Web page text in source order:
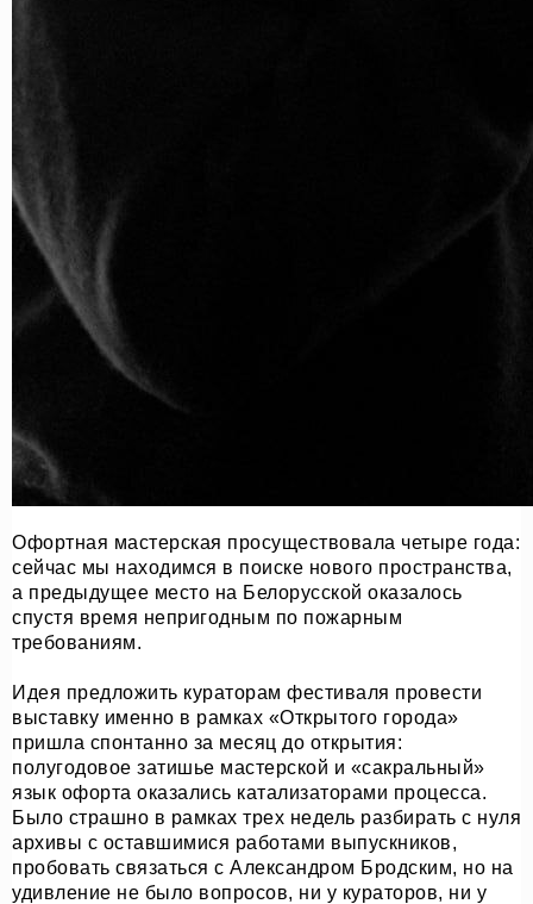
Офортная мастерская просуществовала четыре года:
сейчас мы находимся в поиске нового пространства,
а предыдущее место на Белорусской оказалось
спустя время непригодным по пожарным
требованиям.
Идея предложить кураторам фестиваля провести
выставку именно в рамках «Открытого города»
пришла спонтанно за месяц до открытия:
полугодовое затишье мастерской и «сакральный»
язык офорта оказались катализаторами процесса.
Было страшно в рамках трех недель разбирать с нуля
архивы с оставшимися работами выпускников,
пробовать связаться с Александром Бродским, но на
удивление не было вопросов, ни у кураторов, ни у